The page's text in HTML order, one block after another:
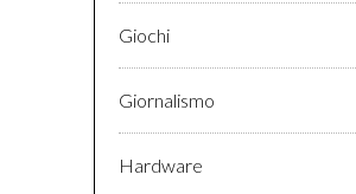
Giochi
Giornalismo
Hardware